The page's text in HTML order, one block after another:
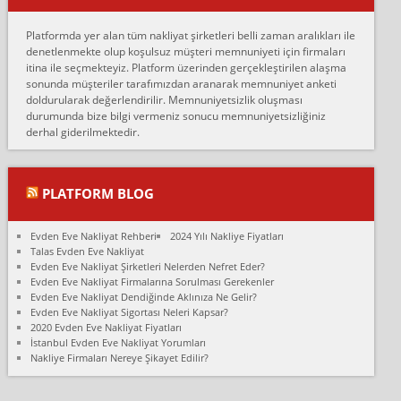
Ankara Alicanlar naklyat tel 5465524025. 2600 TL'ye ankaradan
Konya ya Alicanlar naklyat la anlaştık bu şahıs evin taşınacağı gün
fiyatın mazoto gele...
Fatih kokmese:
Diyarbakır dan eşyamı getirtmek için anlaştım sözleşme yaptım.
Son anda fiyat artırdılar.. mecburiyetten tasittim.. bu kişiler ağrılı
Ali:
olduk. Asansörlü dediler sonra uraya asansör kurulmaz dediler
fark istediler. ortada asa...
Nimet:
Ben 2021 Ağustos ilk haftası Evimi taşıdım yani İstanbul'un bir
Mahallesi'nden bir başka Mahallesi'ne yani Ümraniye bölgesinde
oturuyorum önceleri ara...
Nimet Köse:
Merhaba ben 2021 Ağustos ilk haftası evimi Ümraniye'den Çok
Platformda yer alan tüm nakliyat şirketleri belli zaman aralıkları ile
denetlenmekte olup koşulsuz müşteri memnuniyeti için firmaları
itina ile seçmekteyiz. Platform üzerinden gerçekleştirilen alaşma
sonunda müşteriler tarafımızdan aranarak memnuniyet anketi
doldurularak değerlendirilir. Memnuniyetsizlik oluşması
durumunda bize bilgi vermeniz sonucu memnuniyetsizliğiniz
derhal giderilmektedir.
PLATFORM BLOG
Evden Eve Nakliyat Rehberi
2024 Yılı Nakliye Fiyatları
Talas Evden Eve Nakliyat
Evden Eve Nakliyat Şirketleri Nelerden Nefret Eder?
Evden Eve Nakliyat Firmalarına Sorulması Gerekenler
Evden Eve Nakliyat Dendiğinde Aklınıza Ne Gelir?
Evden Eve Nakliyat Sigortası Neleri Kapsar?
2020 Evden Eve Nakliyat Fiyatları
İstanbul Evden Eve Nakliyat Yorumları
Nakliye Firmaları Nereye Şikayet Edilir?